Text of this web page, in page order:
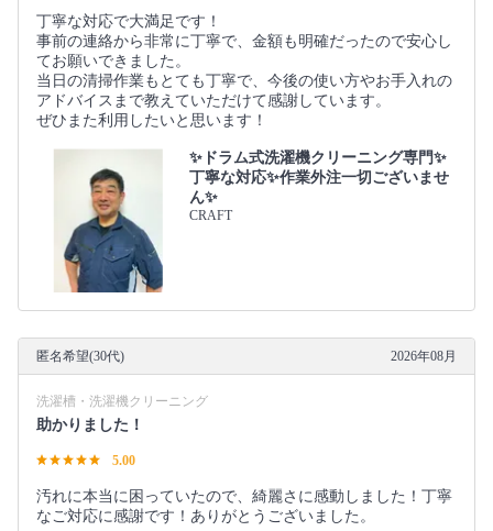
丁寧な対応で大満足です！
事前の連絡から非常に丁寧で、金額も明確だったので安心し
てお願いできました。
当日の清掃作業もとても丁寧で、今後の使い方やお手入れの
アドバイスまで教えていただけて感謝しています。
ぜひまた利用したいと思います！
✨ドラム式洗濯機クリーニング専門✨
丁寧な対応✨作業外注一切ございませ
ん✨
CRAFT
匿名希望(30代) 2026年08月
洗濯槽・洗濯機クリーニング
助かりました！
5.00
汚れに本当に困っていたので、綺麗さに感動しました！丁寧
なご対応に感謝です！ありがとうございました。